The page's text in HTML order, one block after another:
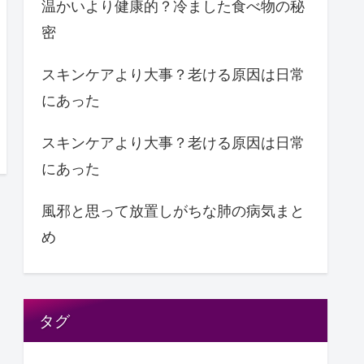
温かいより健康的？冷ました食べ物の秘
密
スキンケアより大事？老ける原因は日常
にあった
スキンケアより大事？老ける原因は日常
にあった
風邪と思って放置しがちな肺の病気まと
め
タグ